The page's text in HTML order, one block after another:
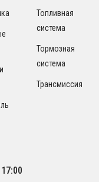
Топливная
система
Тормозная
система
Трансмиссия